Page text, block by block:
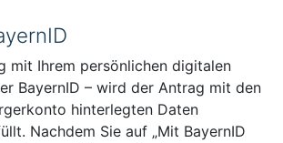
mit Ihrem persönlichen digitalen
BayernID – wird der Antrag mit den
hinterlegten Daten
Nachdem Sie auf „Mit BayernID